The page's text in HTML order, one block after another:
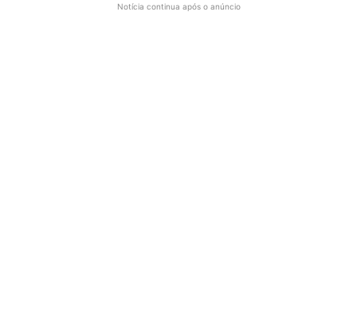
Notícia continua após o anúncio